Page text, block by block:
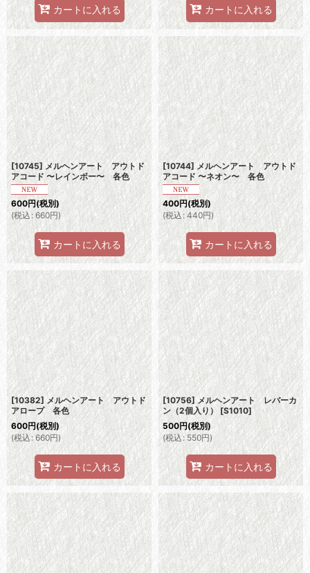
カートに入れる カートに入れる
[10745] メルヘンアート アウトド
アコード 〜レインボー〜 各色
600円(税別)
(税込: 660円)
カートに入れる
[10744] メルヘンアート アウトド
アコード 〜ネオン〜 各色
400円(税別)
(税込: 440円)
カートに入れる
[10382] メルヘンアート アウトド
アロープ 各色
600円(税別)
(税込: 660円)
カートに入れる
[10756] メルヘンアート レバーカ
ン（2個入り） [S1010]
500円(税別)
(税込: 550円)
カートに入れる